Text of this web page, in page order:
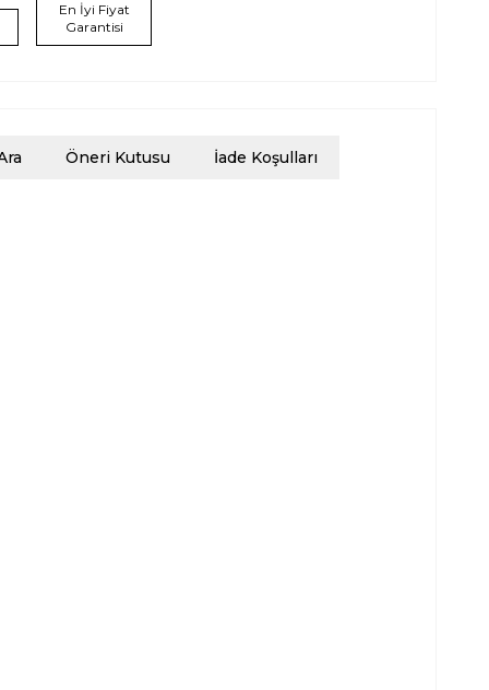
En İyi Fiyat
Garantisi
Öneri Kutusu İade Koşulları